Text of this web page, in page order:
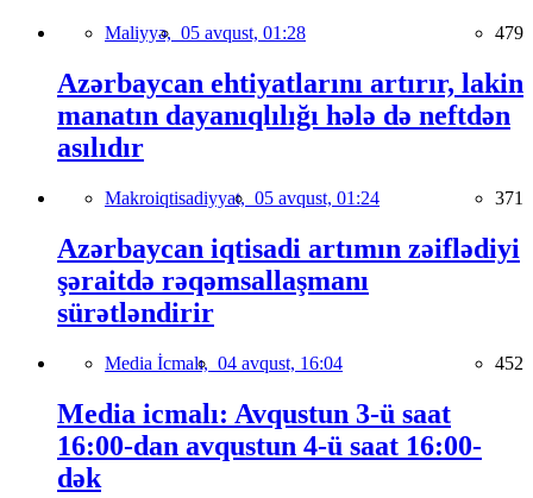
Maliyyə, 05 avqust, 01:28 479
Azərbaycan ehtiyatlarını artırır, lakin
manatın dayanıqlılığı hələ də neftdən
asılıdır
Makroiqtisadiyyat, 05 avqust, 01:24 371
Azərbaycan iqtisadi artımın zəiflədiyi
şəraitdə rəqəmsallaşmanı
sürətləndirir
Media İcmalı, 04 avqust, 16:04 452
Media icmalı: Avqustun 3-ü saat
16:00-dan avqustun 4-ü saat 16:00-
dək